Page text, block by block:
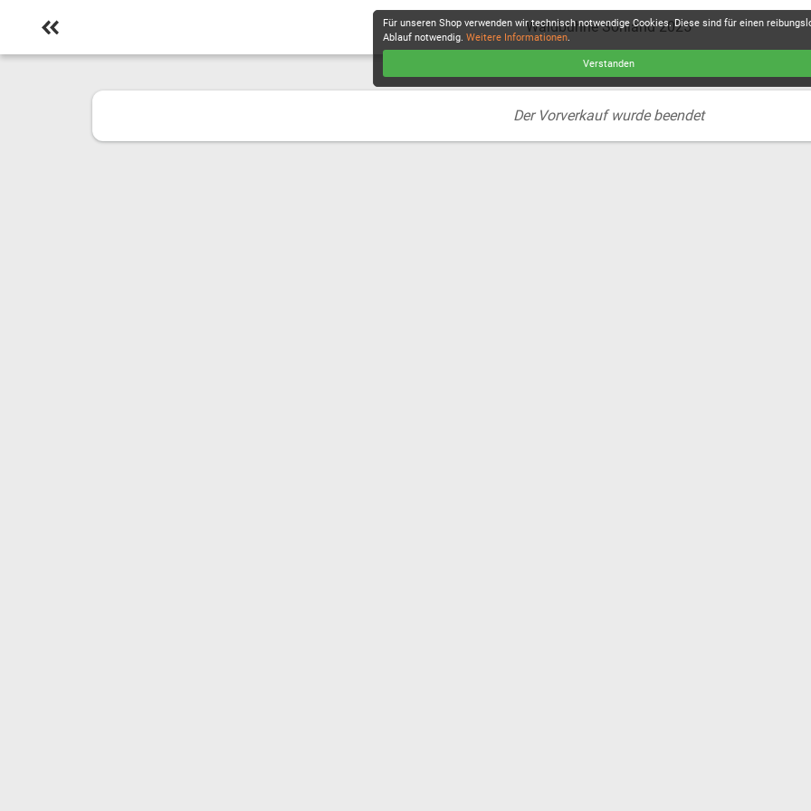
Waldbühne Sohland 2025
Der Vorverkauf wurde beendet
Für unseren Shop verwenden wir technisch notwendige Cookies. Diese sind für einen
Ablauf notwendig. Weitere Informationen.
Verstanden